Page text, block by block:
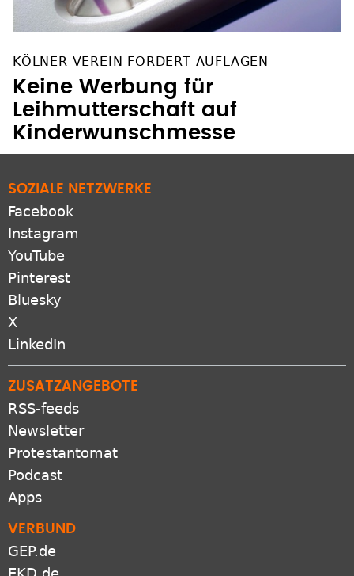
KÖLNER VEREIN FORDERT AUFLAGEN
Keine Werbung für
Leihmutterschaft auf
Kinderwunschmesse
SOZIALE NETZWERKE
Facebook
Instagram
YouTube
Pinterest
Bluesky
X
LinkedIn
ZUSATZANGEBOTE
RSS-feeds
Newsletter
Protestantomat
Podcast
Apps
VERBUND
GEP.de